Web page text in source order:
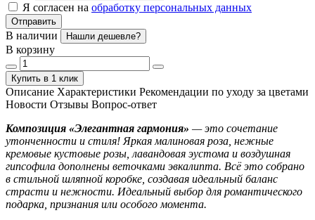
Я согласен на обработку персональных данных
Отправить
В наличии Нашли дешевле?
В корзину
Купить в 1 клик
Описание Характеристики Рекомендации по уходу за цветами
Новости Отзывы Вопрос-ответ
Композиция «Элегантная гармония» — это сочетание
утонченности и стиля! Яркая малиновая роза, нежные
кремовые кустовые розы, лавандовая эустома и воздушная
гипсофила дополнены веточками эвкалипта. Всё это собрано
в стильной шляпной коробке, создавая идеальный баланс
страсти и нежности. Идеальный выбор для романтического
подарка, признания или особого момента.